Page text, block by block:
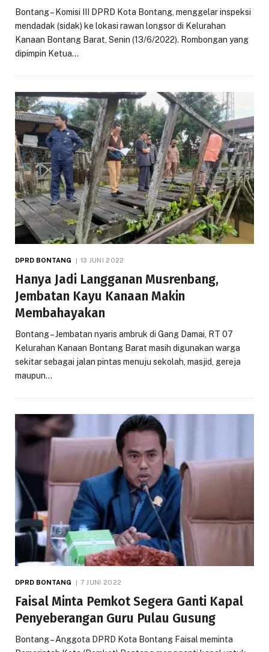
Bontang – Komisi III DPRD Kota Bontang, menggelar inspeksi
mendadak (sidak) ke lokasi rawan longsor di Kelurahan
Kanaan Bontang Barat, Senin (13/6/2022). Rombongan yang
dipimpin Ketua…
DPRD BONTANG 13 JUNI 2022
Hanya Jadi Langganan Musrenbang,
Jembatan Kayu Kanaan Makin
Membahayakan
Bontang – Jembatan nyaris ambruk di Gang Damai, RT 07
Kelurahan Kanaan Bontang Barat masih digunakan warga
sekitar sebagai jalan pintas menuju sekolah, masjid, gereja
maupun…
DPRD BONTANG 7 JUNI 2022
Faisal Minta Pemkot Segera Ganti Kapal
Penyeberangan Guru Pulau Gusung
Bontang – Anggota DPRD Kota Bontang Faisal meminta